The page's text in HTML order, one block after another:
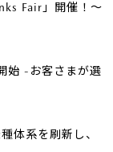
Fair」開催！～
始 -お客さまが選
体系を刷新し、